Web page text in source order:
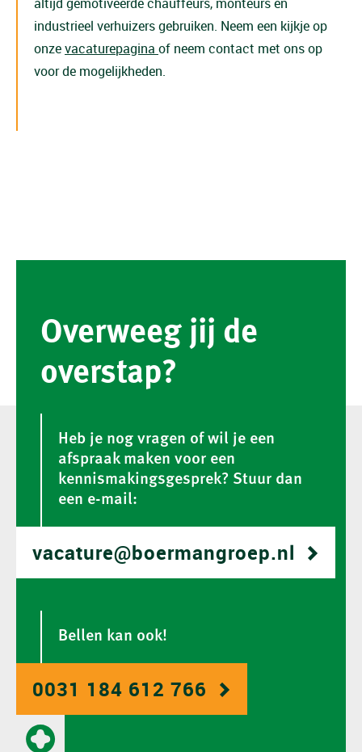
industrieel verhuizers gebruiken. Neem een kijkje op
onzevacaturepagina of neem contact met ons op
voor de mogelijkheden.
Overweeg jij de
overstap?
Heb je nog vragen of wil je een
afspraak maken voor een
kennismakingsgesprek? Stuur dan
een e-mail:
vacature@boermangroep.nl
Bellen kan ook!
0031 184 612 766